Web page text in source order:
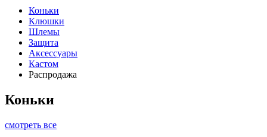
Коньки
Клюшки
Шлемы
Защита
Аксессуары
Кастом
Распродажа
Коньки
смотреть все